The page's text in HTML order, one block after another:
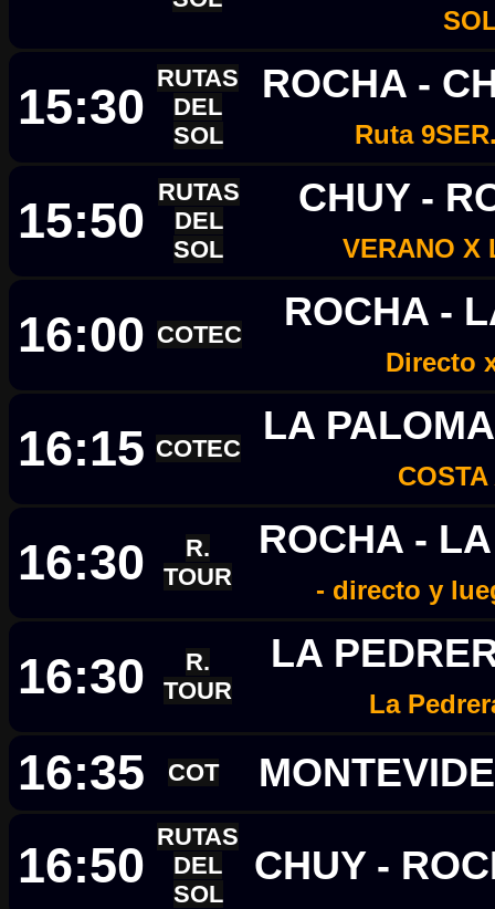
15:30
RUTAS
DEL
SOL
ROCHA -
Ruta
15:50
RUTAS
DEL
SOL
CHUY -
VERANO X
16:00 COTEC
ROCHA -
Directo
16:15 COTEC
LA
16:30
R.
TOUR
ROCHA -
- directo y
16:30
R.
TOUR
LA
La
16:35 COT
16:50
RUTAS
DEL
SOL
CHUY -